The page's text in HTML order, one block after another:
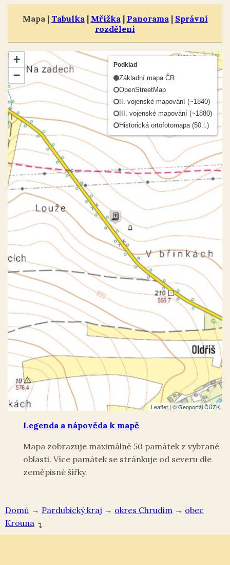
Domů → Pardubický kraj → okres Chrudim →
Krouna ↴
Mapa | Tabulka | Mřížka | Panorama | Správní
rozdělení
+
−
Leaflet| ©Geoportál ČÚZK
Podklad
Základní mapa ČR
OpenStreetMap
II. vojenské mapování (~1840)
III. vojenské mapování (~1880)
Historická ortofotomapa (50.l.)
Legenda a nápověda k mapě
Mapa zobrazuje maximálně 50 památek z vybrané
oblasti. Více památek se stránkuje od severu dle
zeměpisné šířky.